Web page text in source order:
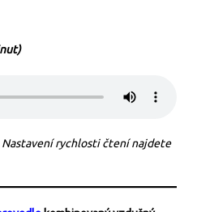
rychlosti čtení najdete